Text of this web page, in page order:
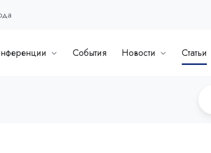
События Новости Статьи